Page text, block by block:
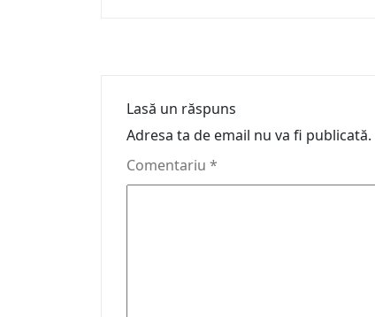
Lasă un răspuns
Adresa ta de email nu va fi publicată.
Comentariu *